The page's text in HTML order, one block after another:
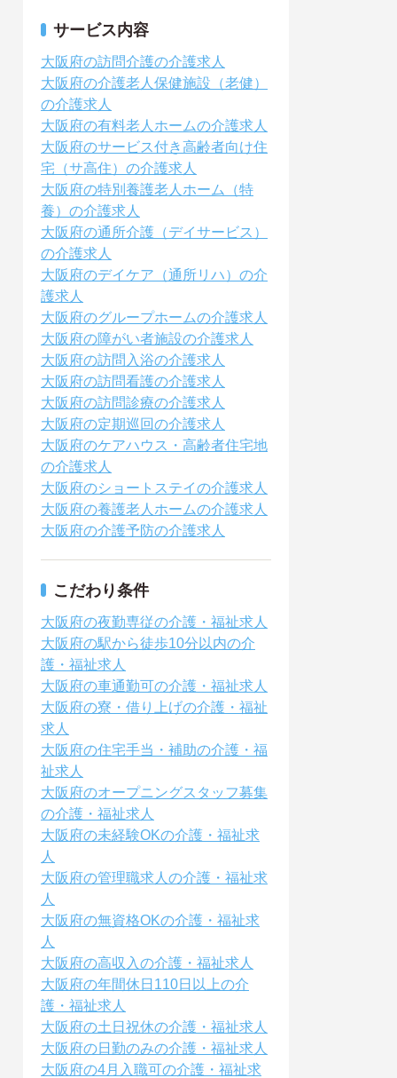
サービス内容
大阪府の訪問介護の介護求人
大阪府の介護老人保健施設（老健）
の介護求人
大阪府の有料老人ホームの介護求人
大阪府のサービス付き高齢者向け住
宅（サ高住）の介護求人
大阪府の特別養護老人ホーム（特
養）の介護求人
大阪府の通所介護（デイサービス）
の介護求人
大阪府のデイケア（通所リハ）の介
護求人
大阪府のグループホームの介護求人
大阪府の障がい者施設の介護求人
大阪府の訪問入浴の介護求人
大阪府の訪問看護の介護求人
大阪府の訪問診療の介護求人
大阪府の定期巡回の介護求人
大阪府のケアハウス・高齢者住宅地
の介護求人
大阪府のショートステイの介護求人
大阪府の養護老人ホームの介護求人
大阪府の介護予防の介護求人
こだわり条件
大阪府の夜勤専従の介護・福祉求人
大阪府の駅から徒歩10分以内の介
護・福祉求人
大阪府の車通勤可の介護・福祉求人
大阪府の寮・借り上げの介護・福祉
求人
大阪府の住宅手当・補助の介護・福
祉求人
大阪府のオープニングスタッフ募集
の介護・福祉求人
大阪府の未経験OKの介護・福祉求
人
大阪府の管理職求人の介護・福祉求
人
大阪府の無資格OKの介護・福祉求
人
大阪府の高収入の介護・福祉求人
大阪府の年間休日110日以上の介
護・福祉求人
大阪府の土日祝休の介護・福祉求人
大阪府の日勤のみの介護・福祉求人
大阪府の4月入職可の介護・福祉求